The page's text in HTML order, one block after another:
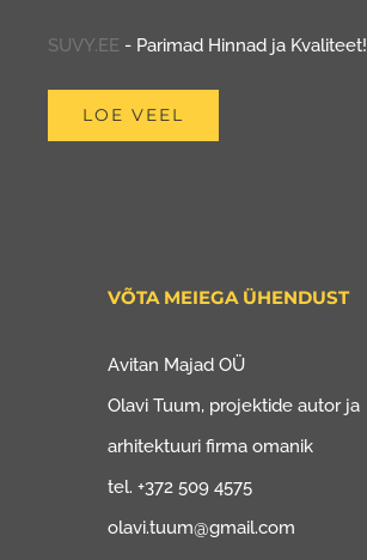
SUVY.EE - Parimad Hinnad ja Kvaliteet!
LOE VEEL
VÕTA MEIEGA ÜHENDUST
Avitan Majad OÜ
Olavi Tuum, projektide autor ja
arhitektuuri firma omanik
tel. +372 509 4575
olavi.tuum@gmail.com